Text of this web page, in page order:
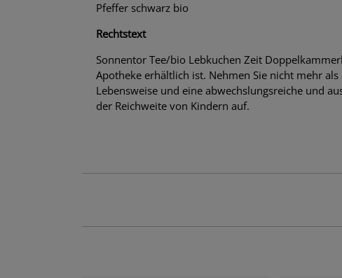
Pfeffer schwarz bio
Rechtstext
Sonnentor Tee/bio Lebkuchen Zeit
Apotheke erhältlich ist. Nehmen Sie nicht mehr
Lebensweise und eine abwechslungsreiche und
der Reichweite von Kindern auf.